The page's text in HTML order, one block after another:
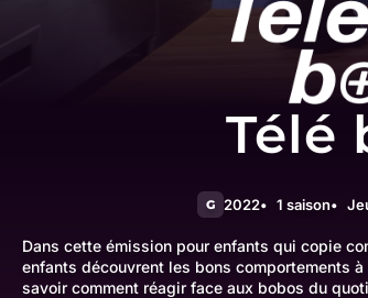
Télé
G 2022 1 saison
Dans cette émission pour enfants qui copie
enfants découvrent les bons comportements
savoir comment réagir face aux bobos du